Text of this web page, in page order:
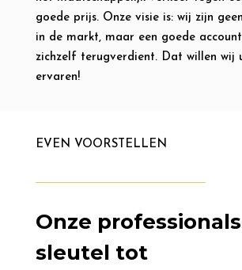
goede prijs. Onze visie is: wij zijn
in de markt, maar een goede
zichzelf terugverdient. Dat willen wij
ervaren!
EVEN VOORSTELLEN
Onze
sleutel tot